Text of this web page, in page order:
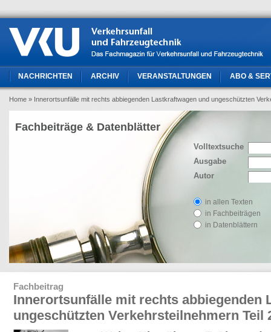
NACHRICHTEN ARCHIV VERANSTALTUNGEN ABO &
Home » Innerortsunfälle mit rechts abbiegenden Lastkraftwagen und ungeschützten
Volltextsuche
Ausgabe
Autor
in allen Texten
in Fachbeiträgen
in Datenblättern
Fachbeiträge & Datenblätter
Fachbeitrag
Innerortsunfälle mit rechts abbiegenden
ungeschützten Verkehrsteilnehmern Teil